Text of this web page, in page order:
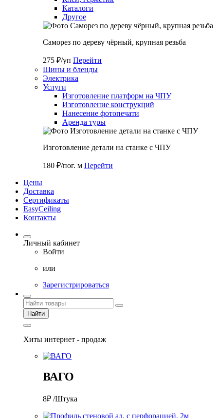
Каталоги
Другое
Саморез по дереву чёрный, крупная резьба
275 ₽/уп Перейти
Шины и бленды
Электрика
Услуги
Изготовление платформ на ЧПУ
Изготовление конструкций
Нанесение фотопечати
Аренда туры
Изготовление детали на станке с ЧПУ
180 ₽/пог. м Перейти
Цены
Доставка
Cертификаты
EasyCeiling
Контакты
Личный кабинет
Войти
или
Зарегистрироваться
Найти
Хиты интернет - продаж
ВАГО
8₽ /Штука